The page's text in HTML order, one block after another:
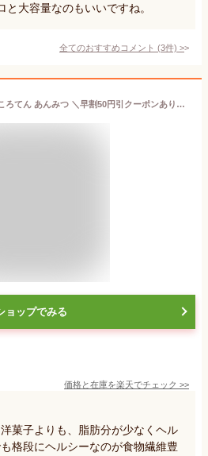
と大容量なのもいいですね。
全てのおすすめコメント (3件) >
父の日 ギフト にも ところてん あんみつ ＼早割50円引クーポンあり／ ところてん6人前 フルーツあんみつ 2個 セット 伊豆河童 送料無料 みつ豆 みつまめ 和菓子 寒天 高級 お取り寄せ 餡蜜 人気 名店 フルーツ 抹茶 お抹茶 つぶあん 黒蜜 さっぱり おいしい
ョップでみる
価格と在庫を楽天でチェック >>
菓子よりも、脂肪分が少なくヘル
格段にヘルシーなのが食物繊維豊